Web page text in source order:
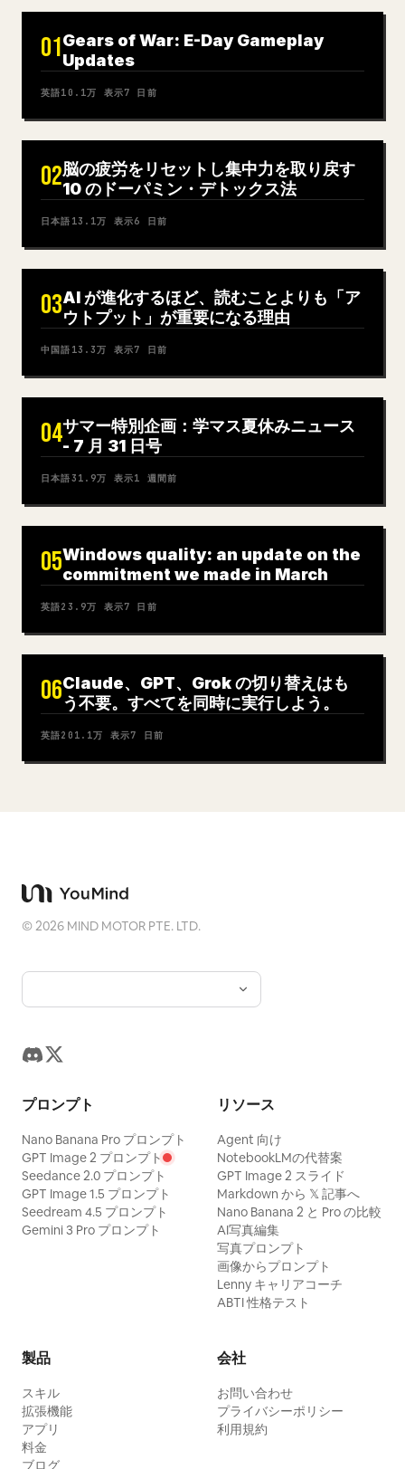
01Gears of War: E-Day Gameplay
Updates
英語10.1万 表示7 日前
02脳の疲労をリセットし集中力を取り戻す
10 のドーパミン・デトックス法
日本語 13.1万 表示6 日前
03AI が進化するほど、読むことよりも「ア
ウトプット」が重要になる理由
中国語 13.3万 表示7 日前
04サマー特別企画：学マス夏休みニュース
- 7 月 31 日号
日本語31.9万 表示1 週間前
05Windows quality: an update on the
commitment we made in March
英語23.9万 表示7 日前
06Claude、GPT、Grok の切り替えはも
う不要。すべてを同時に実行しよう。
英語201.1万 表示7 日前
©2026 MIND MOTOR PTE. LTD.
プロンプト
Nano Banana Pro プロンプト
GPT Image 2 プロンプト
Seedance 2.0 プロンプト
GPT Image 1.5 プロンプト
Seedream 4.5 プロンプト
Gemini 3 Pro プロンプト
リソース
Agent 向け
NotebookLMの代替案
GPT Image 2 スライド
Markdown から 𝕏 記事へ
Nano Banana 2 と Pro の比較
AI写真編集
写真プロンプト
画像からプロンプト
Lenny キャリアコーチ
ABTI 性格テスト
製品
スキル
拡張機能
アプリ
料金
ブログ
会社
お問い合わせ
プライバシーポリシー
利用規約